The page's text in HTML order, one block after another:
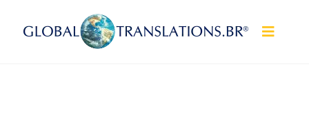
Pular para o conteúdo